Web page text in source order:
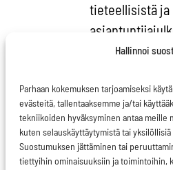
Hallinnoi
Parhaan kokemuksen tarjoamiseksi
evästeitä, tallentaaksemme ja/tai
tekniikoiden hyväksyminen antaa meille
kuten selauskäyttäytymistä tai
Suostumuksen jättäminen tai
tiettyihin ominaisuuksiin ja toimintoihin,
tieteellisistä ja
siihen
tehdään.
Seuraavassa
muutamia